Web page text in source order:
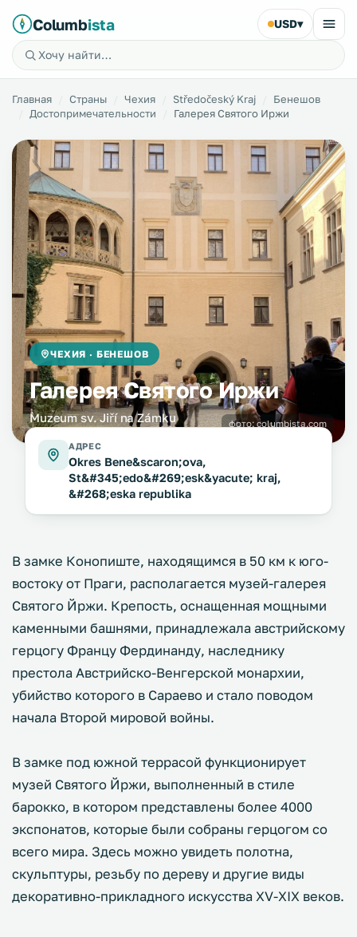
Columbista USD▾
Главная Страны Чехия Středočeský Kraj
Бенешов
Достопримечательности
Галерея Святого Иржи
ЧЕХИЯ · БЕНЕШОВ
Галерея Святого Иржи
Muzeum sv. Jiří na Zámku фото:columbista.com
АДРЕС
Okres Bene&scaron;ova,
St&#345;edo&#269;esk&yacute; kraj,
&#268;eska republika
В замке Конопиште, находящимся в 50 км к юго-
востоку от Праги, располагается музей-галерея
Святого Йржи. Крепость, оснащенная мощными
каменными башнями, принадлежала австрийскому
герцогу Францу Фердинанду, наследнику
престола Австрийско-Венгерской монархии,
убийство которого в Сараево и стало поводом
начала Второй мировой войны.
В замке под южной террасой функционирует
музей Святого Йржи, выполненный в стиле
барокко, в котором представлены более 4000
экспонатов, которые были собраны герцогом со
всего мира. Здесь можно увидеть полотна,
скульптуры, резьбу по дереву и другие виды
декоративно-прикладного искусства XV-XIX веков.